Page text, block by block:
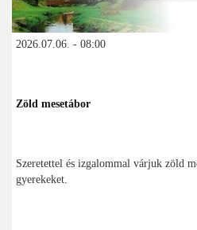
2026.07.06. - 08:00
Zöld mesetábor
Szeretettel és izgalommal várjuk zöld
gyerekeket.